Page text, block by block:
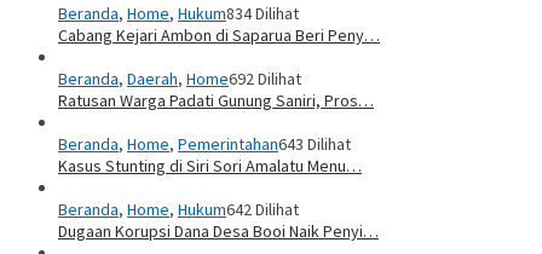
Beranda, Home, Hukum834 Dilihat
Cabang Kejari Ambon di Saparua Beri Peny…
Beranda, Daerah, Home692 Dilihat
Ratusan Warga Padati Gunung Saniri, Pros…
Beranda, Home, Pemerintahan643 Dilihat
Kasus Stunting di Siri Sori Amalatu Menu…
Beranda, Home, Hukum642 Dilihat
Dugaan Korupsi Dana Desa Booi Naik Penyi…